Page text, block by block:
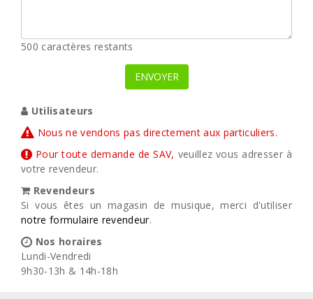
500 caractères restants
ENVOYER
Utilisateurs
Nous ne vendons pas directement aux particuliers.
Pour toute demande de SAV, veuillez vous adresser à
votre revendeur.
Revendeurs
Si vous êtes un magasin de musique, merci d'utiliser
notre formulaire revendeur.
Nos horaires
Lundi-Vendredi
9h30-13h & 14h-18h